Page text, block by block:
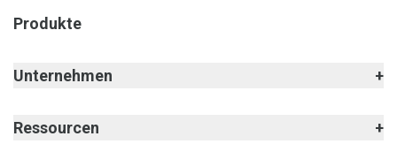
Produkte
Unternehmen
Ressourcen